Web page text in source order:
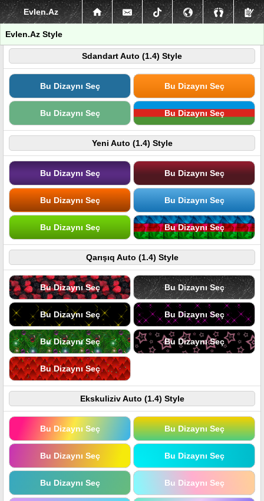
Evlen.Az
Evlen.Az Style
Sdandart Auto (1.4) Style
Bu Dizaynı Seç Bu Dizaynı Seç
Bu Dizaynı Seç Bu Dizaynı Seç
Yeni Auto (1.4) Style
Bu Dizaynı Seç Bu Dizaynı Seç
Bu Dizaynı Seç Bu Dizaynı Seç
Bu Dizaynı Seç Bu Dizaynı Seç
Qarışıq Auto (1.4) Style
Bu Dizaynı Seç Bu Dizaynı Seç
Bu Dizaynı Seç Bu Dizaynı Seç
Bu Dizaynı Seç Bu Dizaynı Seç
Bu Dizaynı Seç
Ekskuliziv Auto (1.4) Style
Bu Dizaynı Seç Bu Dizaynı Seç
Bu Dizaynı Seç Bu Dizaynı Seç
Bu Dizaynı Seç Bu Dizaynı Seç